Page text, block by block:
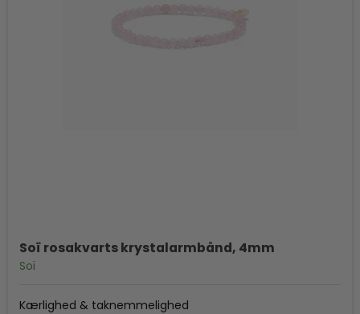
Soï rosakvarts krystalarmbånd, 4mm
Soï
Kærlighed & taknemmelighed